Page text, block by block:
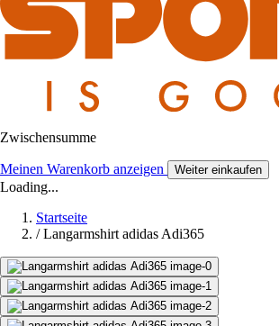
Zwischensumme
Meinen Warenkorb anzeigen Weiter einkaufen
Loading...
Startseite
/ Langarmshirt adidas Adi365